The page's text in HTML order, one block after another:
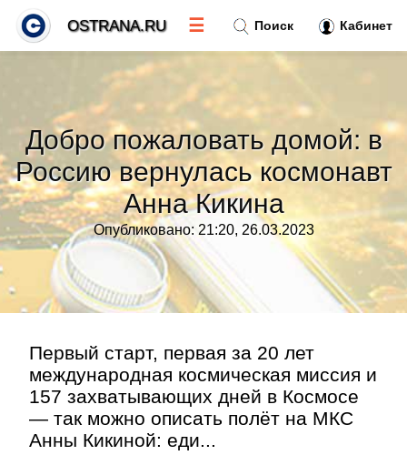
Добро пожаловать домой: в
Россию вернулась космонавт
Анна Кикина
Опубликовано: 21:20, 26.03.2023
Первый старт, первая за 20 лет
международная космическая миссия и
157 захватывающих дней в Космосе
— так можно описать полёт на МКС
Анны Кикиной: еди...
Поиск Кабинет
OSTRANA.RU ☰
Тренды новостей»
Рубрики»
Правила
Контакт»